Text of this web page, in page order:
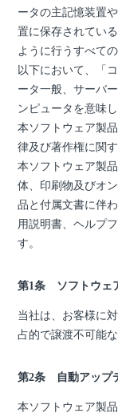
ータの主記憶装置
置に保存されてい
ように行うすべて
以下において、「
ータ一般、サーバ
ンピュータを意味し
本ソフトウェア製
律及び著作権に関
本ソフトウェア製
体、印刷物及びオ
品と付属文書に伴
用説明書、ヘルプ
す。
第1条 ソフトウェ
当社は、お客様に
占的で譲渡不可能
第2条 自動アップ
本ソフトウェア製